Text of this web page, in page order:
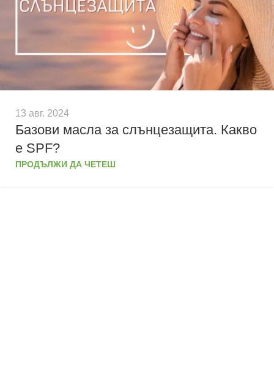
13 авг. 2024
Базови масла за слънцезащита. Какво
е SPF?
ПРОДЪЛЖИ ДА ЧЕТЕШ